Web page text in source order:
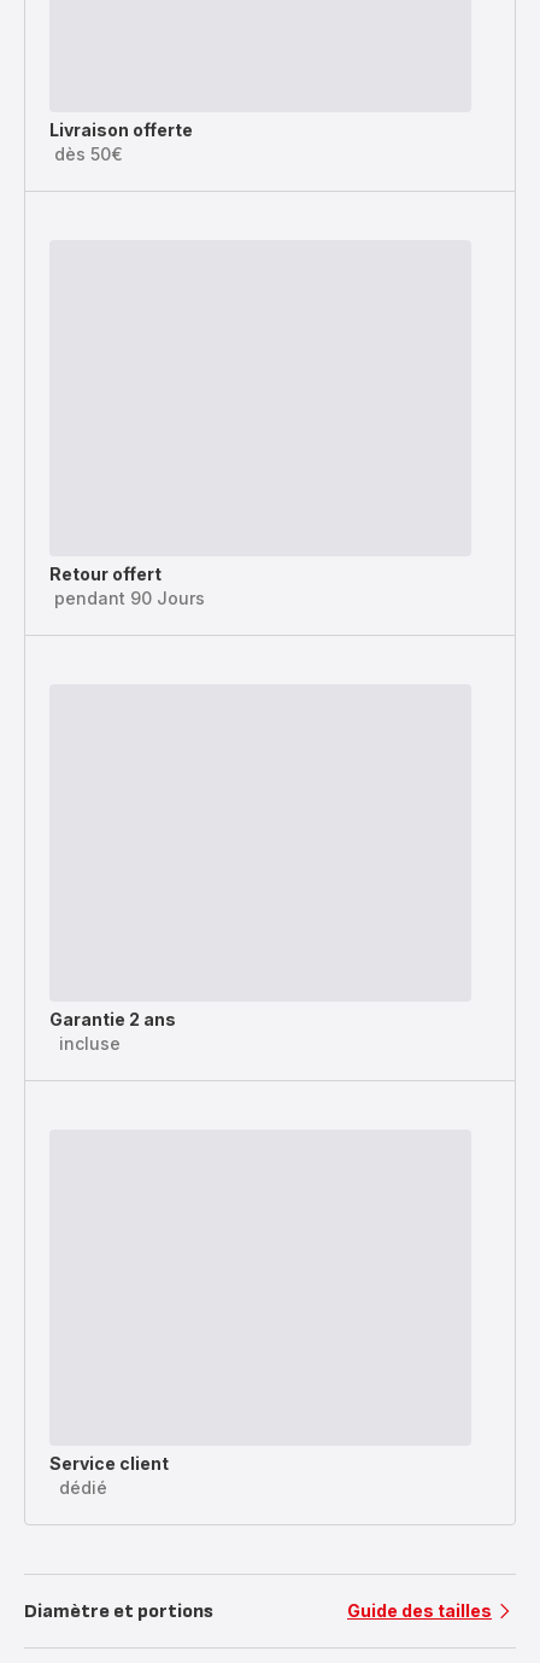
Livraison offerte
dès 50€
Retour offert
pendant 90 Jours
Garantie 2 ans
incluse
Service client
dédié
Diamètre et portions Guide des tailles